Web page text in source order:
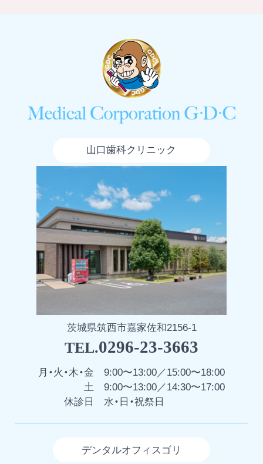
山口歯科クリニック
茨城県筑西市嘉家佐和2156-1
TEL.0296-23-3663
月・火・木・金
9:00〜13:00／15:00〜18:00
土
9:00〜13:00／14:30〜17:00
休診日
水・日・祝祭日
デンタルオフィスゴリ